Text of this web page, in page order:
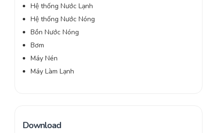
Hệ thống Nước Lạnh
Hệ thống Nước Nóng
Bồn Nước Nóng
Bơm
Máy Nén
Máy Làm Lạnh
Download